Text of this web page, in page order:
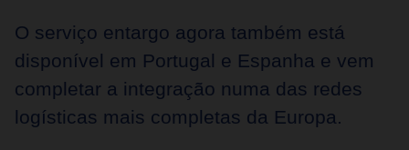
O serviço entargo agora também está
disponível em Portugal e Espanha e vem
completar a integração numa das redes
logísticas mais completas da Europa.